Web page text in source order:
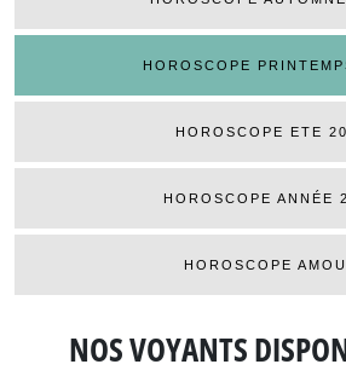
HOROSCOPE
HOROSCOPE ETE
HOROSCOPE ANNÉE
HOROSCOPE
NOS VOYANTS